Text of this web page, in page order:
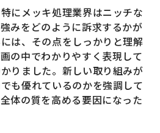
にメッキ処理業界はニッチな
みをどのように訴求するかが
は、その点をしっかりと理解
の中でわかりやすく表現して
りました。新しい取り組みが
も優れているのかを強調して
体の質を高める要因になった